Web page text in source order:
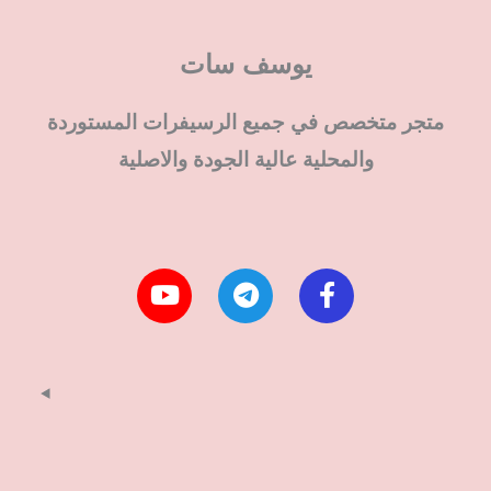
يوسف سات
متجر متخصص في جميع الرسيفرات المستوردة
والمحلية عالية الجودة والاصلية